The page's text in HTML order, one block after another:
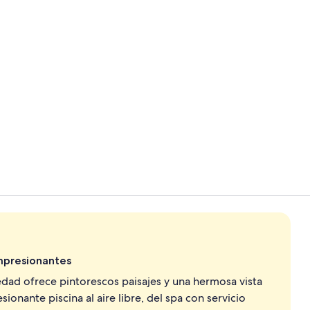
Suite,
ofrece pintorescos paisajes y una hermosa vista
piscina al aire libre, del spa con servicio